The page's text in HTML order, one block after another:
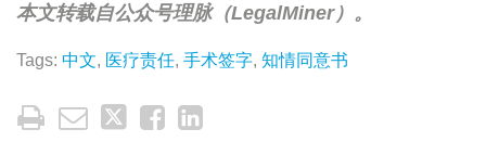
本文转载自公众号理脉（LegalMiner）。
Tags: 中文, 医疗责任, 手术签字, 知情同意书